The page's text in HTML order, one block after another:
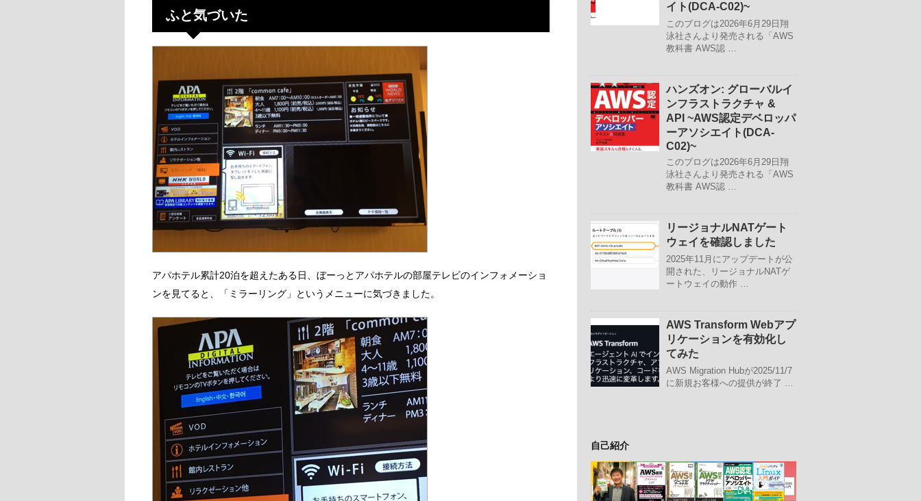
ふと気づいた
アパホテル累計20泊を超えたある日、ぼーっとアパホテルの部屋テレビのインフォメーショ
ンを見てると、「ミラーリング」というメニューに気づきました。
イト(DCA-C02)~
このブログは2026年6月29日翔
泳社さんより発売される「AWS
教科書 AWS認 …
ハンズオン: グローバルイ
ンフラストラクチャ &
API ~AWS認定デベロッパ
ーアソシエイト(DCA-
C02)~
このブログは2026年6月29日翔
泳社さんより発売される「AWS
教科書 AWS認 …
リージョナルNATゲート
ウェイを確認しました
2025年11月にアップデートが公
開された、リージョナルNATゲ
ートウェイの動作 …
AWS Transform Webアプ
リケーションを有効化し
てみた
AWS Migration Hubが2025/11/7
に新規お客様への提供が終了 …
自己紹介